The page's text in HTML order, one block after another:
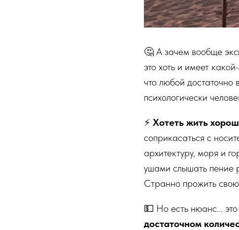
🤔 А зачем вообще
это хоть и имеет
что любой достаточно
психологически
⚡️ Хотеть жить
соприкасаться с
архитектуру, моря и
ушами слышать пение
Странно прожить
💵 Но есть нюанс...
достаточном